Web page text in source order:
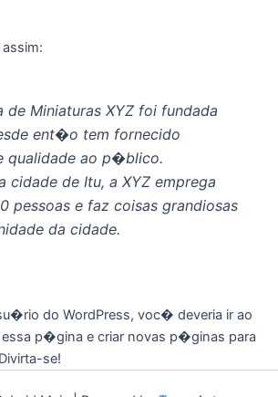
de Miniaturas XYZ foi fundada
ent�o tem fornecido
qualidade ao p�blico.
cidade de Itu, a XYZ emprega
pessoas e faz coisas grandiosas
da cidade.
do WordPress, voc� deveria ir ao
essa p�gina e criar novas p�ginas para
se!